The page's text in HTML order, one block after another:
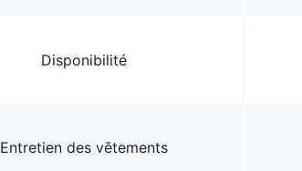
Disponibilité
Entretien des vêtements